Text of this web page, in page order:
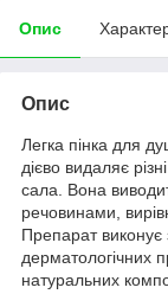
Опис
Опис
Легка пінка для
дієво видаляє
сала. Вона
речовинами,
Препарат
дерматологічних
натуральних